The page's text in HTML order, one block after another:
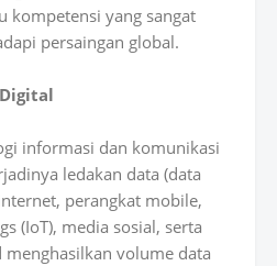
kompetensi yang sangat
persaingan global.
informasi dan komunikasi
ledakan data (data
perangkat mobile,
(IoT), media sosial, serta
menghasilkan volume data